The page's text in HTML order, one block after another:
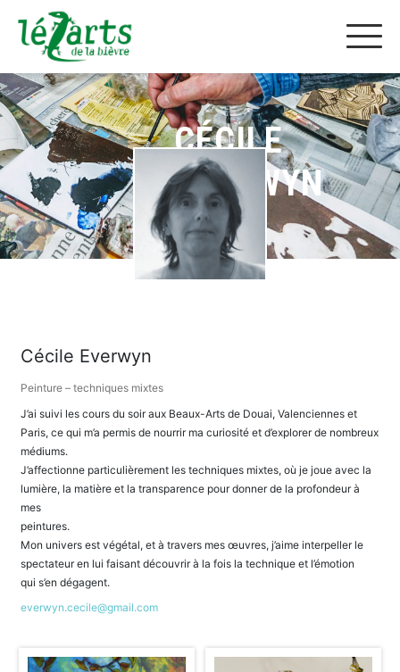
CÉCILE
EVERWYN
Cécile Everwyn
Peinture – techniques mixtes
J’ai suivi les cours du soir aux Beaux-Arts de Douai, Valenciennes et
Paris, ce qui m’a permis de nourrir ma curiosité et d’explorer de nombreux
médiums.
J’affectionne particulièrement les techniques mixtes, où je joue avec la
lumière, la matière et la transparence pour donner de la profondeur à
mes
peintures.
Mon univers est végétal, et à travers mes œuvres, j’aime interpeller le
spectateur en lui faisant découvrir à la fois la technique et l’émotion
qui s’en dégagent.
everwyn.cecile@gmail.com